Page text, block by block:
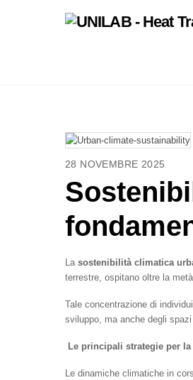
28 NOVEMBRE 2025
La sostenibilità climatica
terrestre, ospitano oltre la
Tale concentrazione di
sviluppo, ma anche degli spazi
Le principali strategie per
Le dinamiche climatiche in